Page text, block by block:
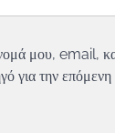
μου, email,
για την